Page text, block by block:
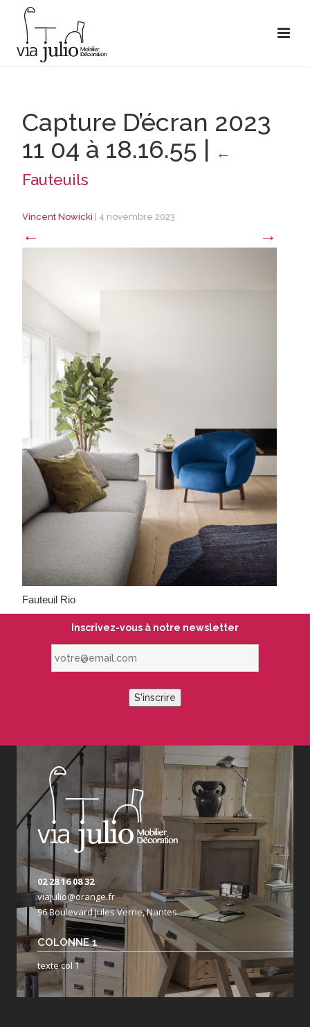
Capture D’écran 2023
11 04 à 18.16.55 | ←
Fauteuils
Vincent Nowicki 4 novembre 2023
← →
Fauteuil Rio
Inscrivez-vous à notre newsletter
S'inscrire
02 28 16 08 32
viajulio@orange.fr
96 Boulevard Jules Verne, Nantes
COLONNE 1
texte col 1